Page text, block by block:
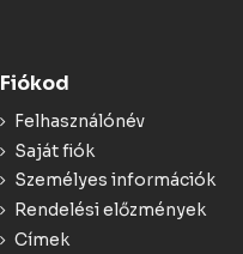
Fiókod
Felhasználónév
Saját fiók
Személyes információk
Rendelési előzmények
Címek